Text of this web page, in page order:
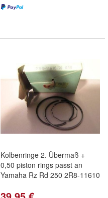
Kolbenringe 2. Übermaß +
0,50 piston rings passt an
Yamaha Rz Rd 250 2R8-11610